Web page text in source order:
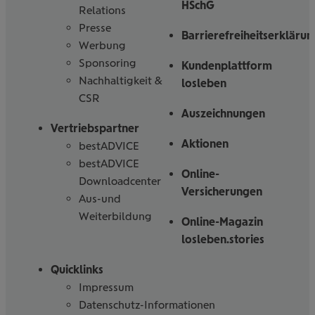
Relations
Presse
Werbung
Sponsoring
Nachhaltigkeit &
CSR
Vertriebspartner
bestADVICE
bestADVICE
Downloadcenter
Aus-und
Weiterbildung
HSchG
Kundenplattform
losleben
Auszeichnungen
Aktionen
Online-
Versicherungen
Online-Magazin
losleben.stories
Quicklinks
Impressum
Datenschutz-Informationen